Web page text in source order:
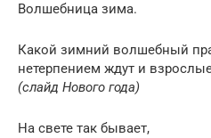
Волшебница зима.
Какой зимний волшебный
нетерпением ждут и
(слайд Нового года)
На свете так бывает,